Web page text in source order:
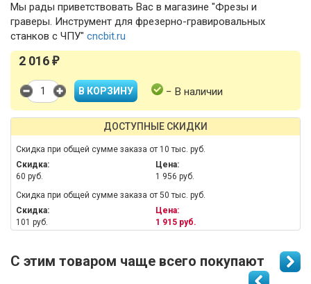
Мы рады приветствовать Вас в магазине "Фрезы и
граверы. Инструмент для фрезерно-гравировальных
станков с ЧПУ" cncbit.ru
2 016 ₽
− В наличии
ДОСТУПНЫЕ СКИДКИ
Скидка при общей сумме заказа от 10 тыс. руб.
Скидка:
60 руб.
Цена:
1 956 руб.
Скидка при общей сумме заказа от 50 тыс. руб.
Скидка:
101 руб.
Цена:
1 915 руб.
С этим товаром чаще всего покупают